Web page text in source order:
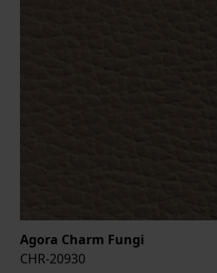
Agora Charm Fungi
CHR-20930